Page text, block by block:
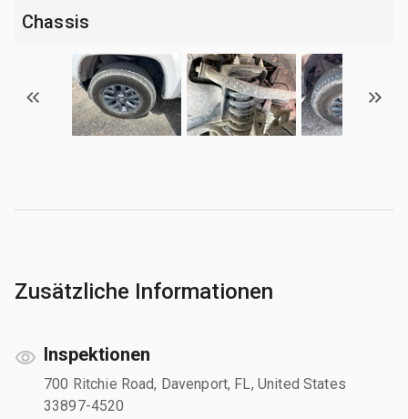
Chassis
Zusätzliche Informationen
Inspektionen
700 Ritchie Road, Davenport, FL, United States
33897-4520